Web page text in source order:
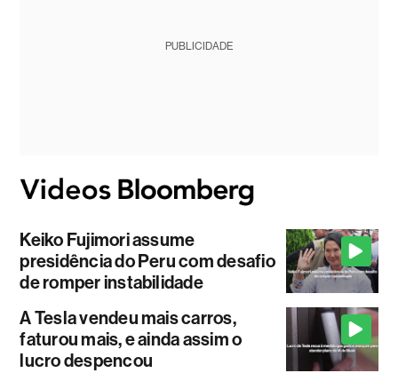
PUBLICIDADE
Keiko Fujimori assume
presidência do Peru com desafio
de romper instabilidade
A Tesla vendeu mais carros,
faturou mais, e ainda assim o
lucro despencou